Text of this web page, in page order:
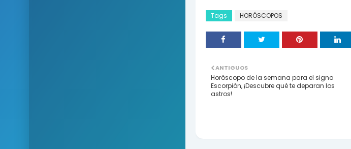
Tags HORÓSCOPOS
ANTIGUOS
Horóscopo de la semana para el signo
Escorpión, ¡Descubre qué te deparan los
astros!